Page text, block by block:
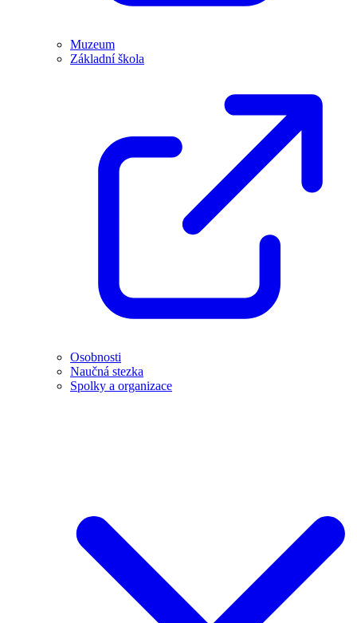
Muzeum
Základní škola
Osobnosti
Naučná stezka
Spolky a organizace